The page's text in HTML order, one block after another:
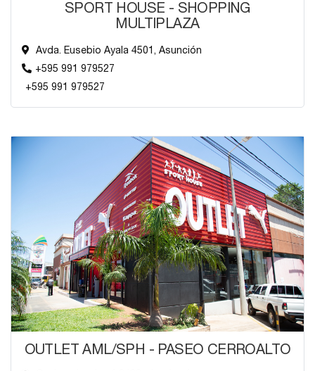
SPORT HOUSE - SHOPPING
MULTIPLAZA
Avda. Eusebio Ayala 4501, Asunción
+595 991 979527
+595 991 979527
OUTLET AML/SPH - PASEO CERROALTO